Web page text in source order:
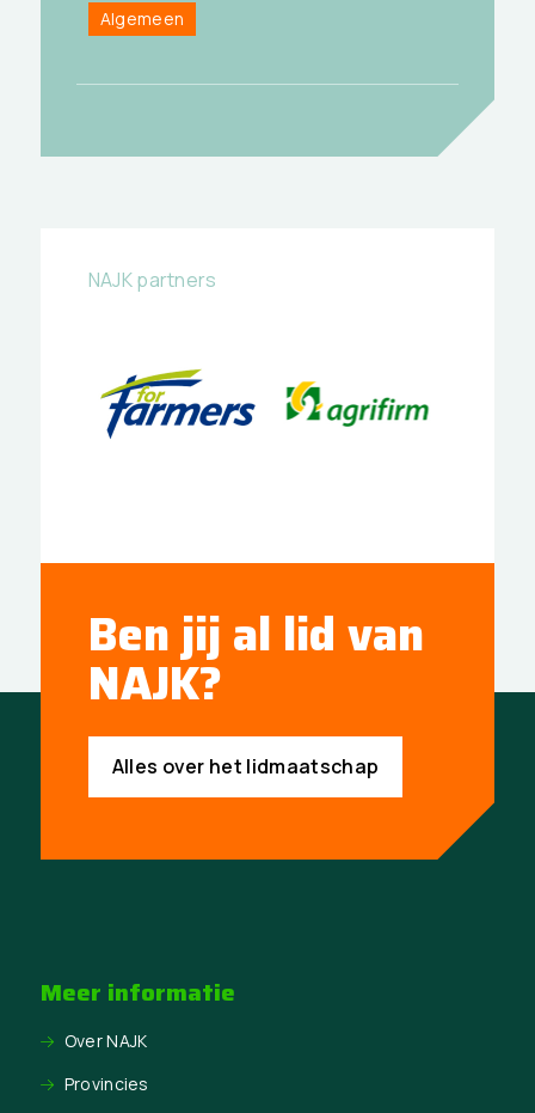
Algemeen
NAJK partners
Ben jij al lid van
NAJK?
Alles over het lidmaatschap
Meer informatie
Over NAJK
Provincies